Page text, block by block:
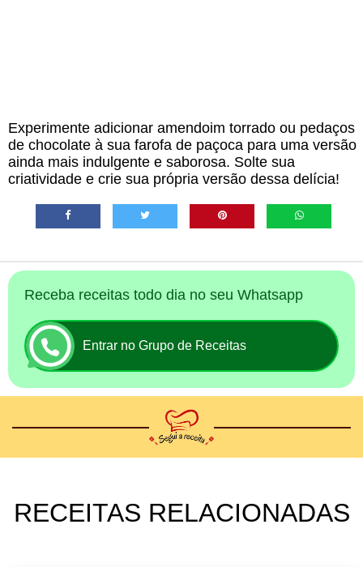
Experimente adicionar amendoim torrado ou pedaços
de chocolate à sua farofa de paçoca para uma versão
ainda mais indulgente e saborosa. Solte sua
criatividade e crie sua própria versão dessa delícia!
Receba receitas todo dia no seu Whatsapp
Entrar no Grupo de Receitas
RECEITAS RELACIONADAS